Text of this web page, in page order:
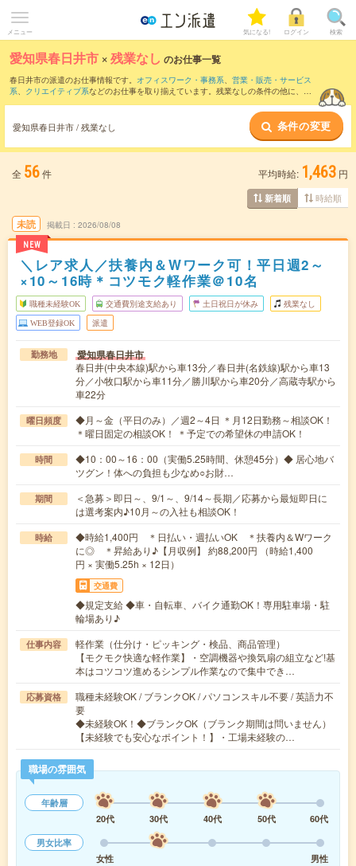
メニュー 気になる! ログイン 検索
愛知県春日井市 ×残業なし のお仕事一覧
春日井市の派遣のお仕事情報です。 オフィスワーク・事務系、 営業・販売・サービス
系、 クリエイティブ系などのお仕事を取り揃えています。残業なしの条件の他に、 交
愛知県春日井市 / 残業なし 条件の変更
全 56件 平均時給: 1,463 円
新着順 時給順
未読
NEW
掲載日 2026/08/08
＼レア求人／扶養内＆Wワーク可！平日週2～
×10～16時＊コツモク軽作業＠10名
職種未経験OK 交通費別途支給あり 土日祝日が休み 残業なし
WEB登録OK 派遣
勤務地 愛知県春日井市
春日井(中央本線)駅から車13分／春日井(名鉄線)駅から車13
分／小牧口駅から車11分／勝川駅から車20分／高蔵寺駅から
車22分
曜日頻度
◆月～金（平日のみ）／週2～4日 ＊月12日勤務～相談OK！
＊曜日固定の相談OK！ ＊予定での希望休の申請OK！
時間
◆10：00～16：00（実働5.25時間、休憩45分）◆ 居心地バ
ツグン！体への負担も少なめ○お財…
期間
＜急募＞即日～、9/1～、9/14～長期／応募から最短即日に
は選考案内♪10月～の入社も相談OK！
時給
◆時給1,400円 ＊日払い・週払いOK ＊扶養内＆Wワーク
に◎ ＊昇給あり♪【月収例】 約88,200円 （時給1,400
円 × 実働5.25h × 12日）
交通費
◆規定支給 ◆車・自転車、バイク通勤OK！専用駐車場・駐
輪場あり♪
仕事内容
軽作業（仕分け・ピッキング・検品、商品管理）
【モクモク快適な軽作業】・空調機器や換気扇の組立など!基
本はコツコツ進めるシンプル作業なので集中でき…
応募資格
職種未経験OK / ブランクOK / パソコンスキル不要 / 英語力不
要
◆未経験OK！◆ブランクOK（ブランク期間は問いません）
【未経験でも安心なポイント！】・工場未経験の…
職場の雰囲気
年齢層
20代
30代 40代 50代
60代
男女比率
女性
男性